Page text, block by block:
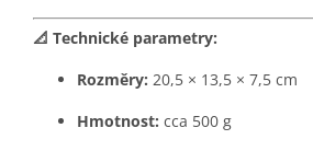
📐 Technické parametry:
Rozměry: 20,5 × 13,5 × 7,5 cm
Hmotnost: cca 500 g